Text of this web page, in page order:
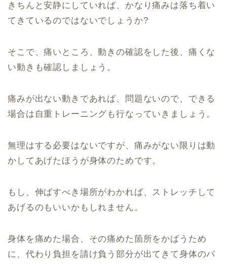
きちんと安静にしていれば、かなり痛みは落ち着い
てきているのではないでしょうか?
そこで、痛いところ、動きの確認をした後、痛くな
い動きも確認しましょう。
痛みが出ない動きであれば、問題ないので、できる
場合は自重トレーニングも行なっていきましょう。
無理はする必要はないですが、痛みがない限りは動
かしてあげたほうが身体のためです。
もし、伸ばすべき場所がわかれば、ストレッチして
あげるのもいいかもしれません。
身体を痛めた場合、その痛めた箇所をかばうため
に、代わり負担を請け負う部分が出てきて身体のバ